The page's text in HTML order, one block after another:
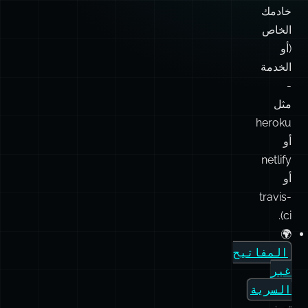
خادمك
الخاص
(أو
الخدمة
-
مثل
heroku
أو
netlify
أو
travis-
ci).
🌍
المفاتيح
غير
السرية